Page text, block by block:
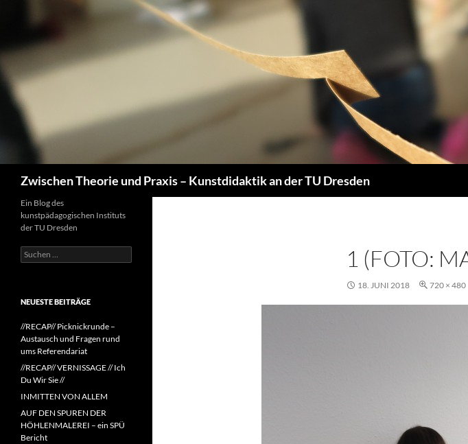
springen
Zwischen Theorie und Praxis – Kunstdidaktik an der TU Dresden
1 (FOTO:
18. JUNI 2018 720 × 480
Ein Blog des
kunstpädagogischen Instituts
der TU Dresden
Suchen
nach:
NEUESTE BEITRÄGE
//RECAP// Picknickrunde –
Austausch und Fragen rund
ums Referendariat
//RECAP// VERNISSAGE // Ich
Du Wir Sie //
INMITTEN VON ALLEM
AUF DEN SPUREN DER
HÖHLENMALEREI – ein SPÜ
Bericht